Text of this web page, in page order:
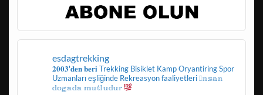
esdagtrekking
𝟐𝟎𝟎𝟑'𝐝𝐞𝐧 𝐛𝐞𝐫𝐢 TrekkingBisikletKampOryantiringSpor
Uzmanları eşliğinde Rekreasyon faaliyetleri𝕀𝕟𝕤𝕒𝕟
𝕕𝕠𝕘𝕒𝕕𝕒 𝕞𝕦𝕥𝕝𝕦𝕕𝕦𝕣